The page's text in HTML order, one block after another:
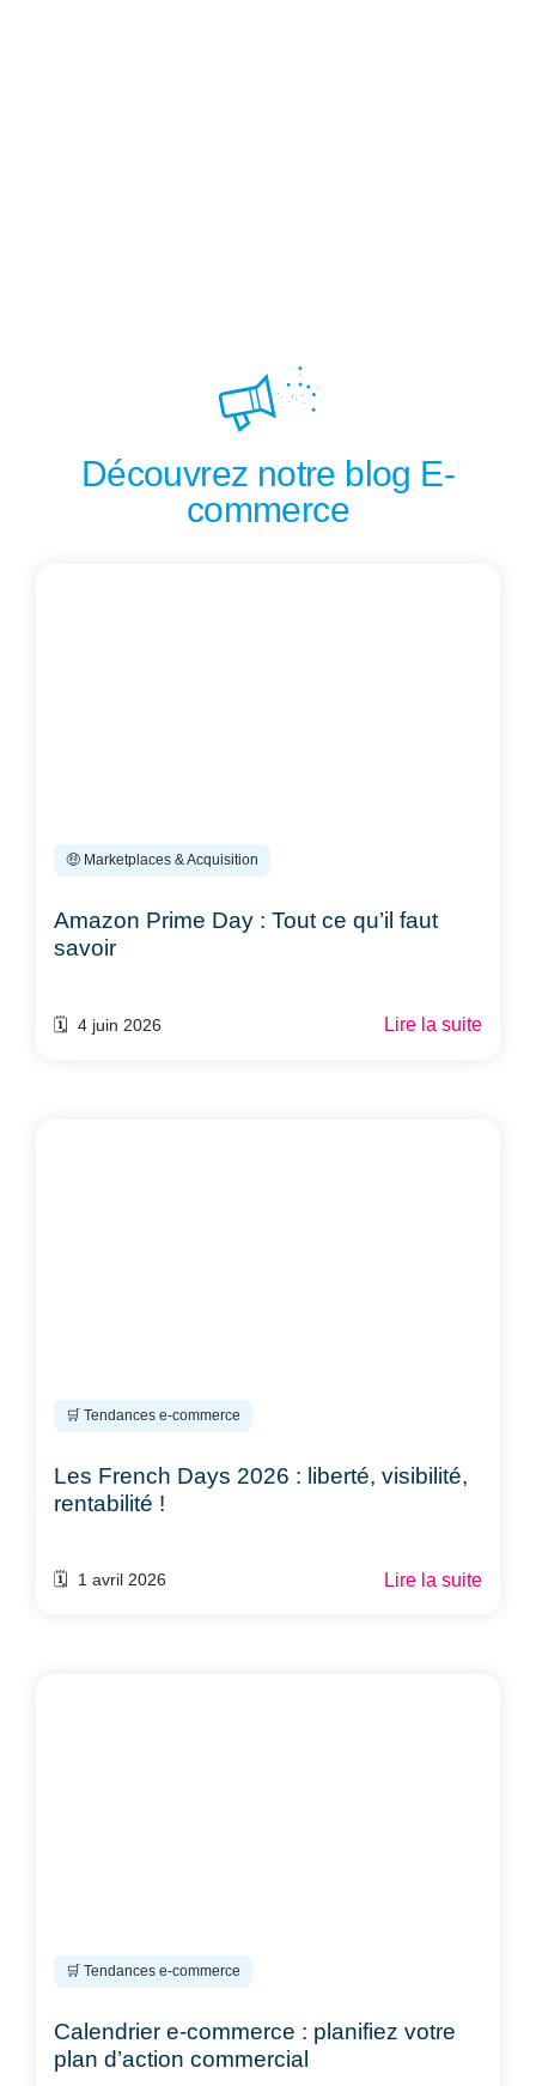
Découvrez notre blog E-
commerce
🤑 Marketplaces & Acquisition
Amazon Prime Day : Tout ce qu’il faut
savoir
🗓️ 4 juin 2026 Lire la suite
🛒 Tendances e-commerce
Les French Days 2026 : liberté, visibilité,
rentabilité !
🗓️ 1 avril 2026 Lire la suite
🛒 Tendances e-commerce
Calendrier e-commerce : planifiez votre
plan d’action commercial